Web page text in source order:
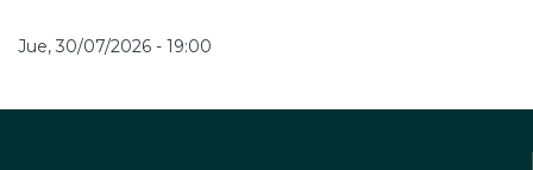
Jue, 30/07/2026 - 19:00